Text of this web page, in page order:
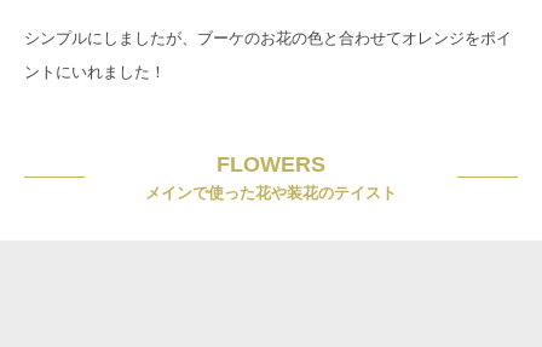
シンプルにしましたが、ブーケのお花の色と合わせてオレンジをポイ
ントにいれました！
FLOWERS
メインで使った花や装花のテイスト